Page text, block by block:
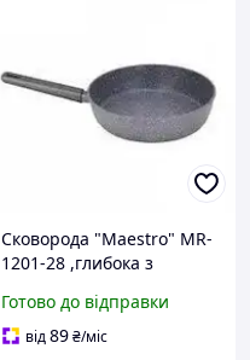
Сковорода "Maestro" MR-
1201-28 ,глибока з
антипригарним
покриттям Ø28 см з
Готово до відправки
від89₴/міс